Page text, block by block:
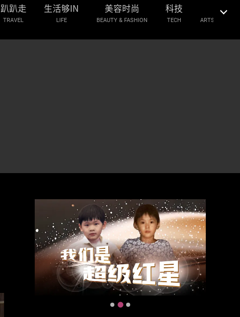
趴趴走
TRAVEL
生活够IN
LIFE
美容时尚
BEAUTY & FASHION
科技
TECH
艺文
ARTS &